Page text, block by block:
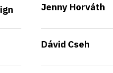
Jenny Horváth
Dávid Cseh